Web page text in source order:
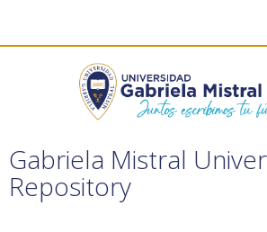
Gabriela Mistral
Repository